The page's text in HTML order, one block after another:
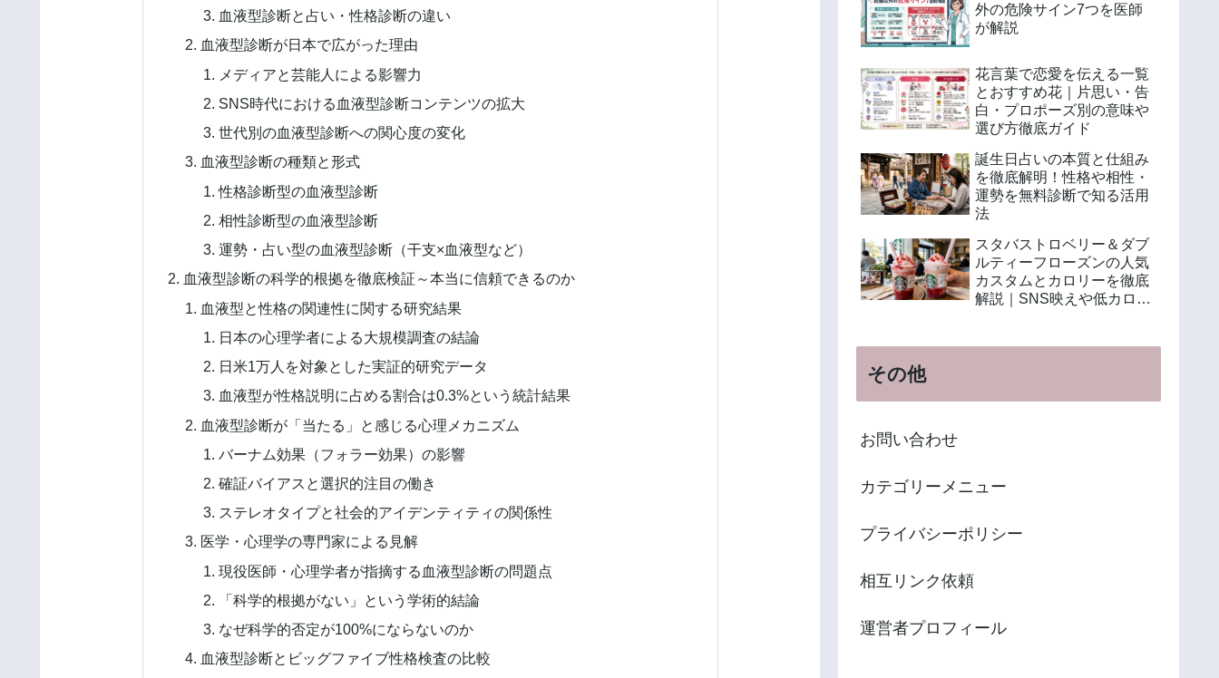
血液型診断と占い・性格診断の違い
血液型診断が日本で広がった理由
メディアと芸能人による影響力
SNS時代における血液型診断コンテンツの拡大
世代別の血液型診断への関心度の変化
血液型診断の種類と形式
性格診断型の血液型診断
相性診断型の血液型診断
運勢・占い型の血液型診断（干支×血液型など）
血液型診断の科学的根拠を徹底検証～本当に信頼できるのか
血液型と性格の関連性に関する研究結果
日本の心理学者による大規模調査の結論
日米1万人を対象とした実証的研究データ
血液型が性格説明に占める割合は0.3%という統計結果
血液型診断が「当たる」と感じる心理メカニズム
バーナム効果（フォラー効果）の影響
確証バイアスと選択的注目の働き
ステレオタイプと社会的アイデンティティの関係性
医学・心理学の専門家による見解
現役医師・心理学者が指摘する血液型診断の問題点
「科学的根拠がない」という学術的結論
なぜ科学的否定が100%にならないのか
血液型診断とビッグファイブ性格検査の比較
外の危険サイン7つを医師
が解説
花言葉で恋愛を伝える一覧
とおすすめ花｜片思い・告
白・プロポーズ別の意味や
選び方徹底ガイド
誕生日占いの本質と仕組み
を徹底解明！性格や相性・
運勢を無料診断で知る活用
法
スタバストロベリー＆ダブ
ルティーフローズンの人気
カスタムとカロリーを徹底
解説｜SNS映えや低カロリ
その他
お問い合わせ
カテゴリーメニュー
プライバシーポリシー
相互リンク依頼
運営者プロフィール